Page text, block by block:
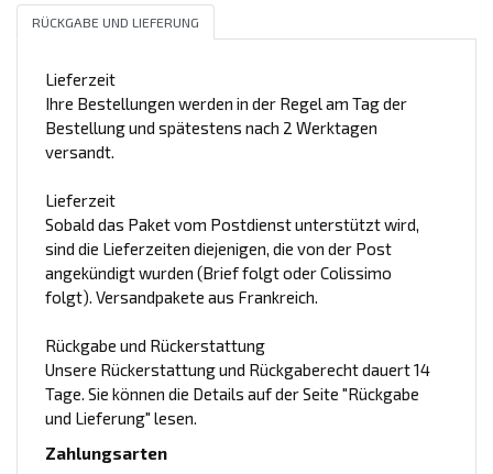
RÜCKGABE UND LIEFERUNG
Lieferzeit
Ihre Bestellungen werden in der Regel am Tag der
Bestellung und spätestens nach 2 Werktagen
versandt.
Lieferzeit
Sobald das Paket vom Postdienst unterstützt wird,
sind die Lieferzeiten diejenigen, die von der Post
angekündigt wurden (Brief folgt oder Colissimo
folgt). Versandpakete aus Frankreich.
Rückgabe und Rückerstattung
Unsere Rückerstattung und Rückgaberecht dauert 14
Tage. Sie können die Details auf der Seite "Rückgabe
und Lieferung" lesen.
Zahlungsarten